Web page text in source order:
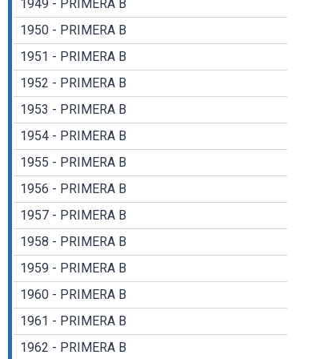
1949 - PRIMERA B
1950 - PRIMERA B
1951 - PRIMERA B
1952 - PRIMERA B
1953 - PRIMERA B
1954 - PRIMERA B
1955 - PRIMERA B
1956 - PRIMERA B
1957 - PRIMERA B
1958 - PRIMERA B
1959 - PRIMERA B
1960 - PRIMERA B
1961 - PRIMERA B
1962 - PRIMERA B